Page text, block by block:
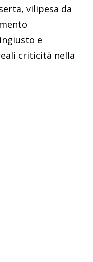
vilipesa da
e
criticità nella